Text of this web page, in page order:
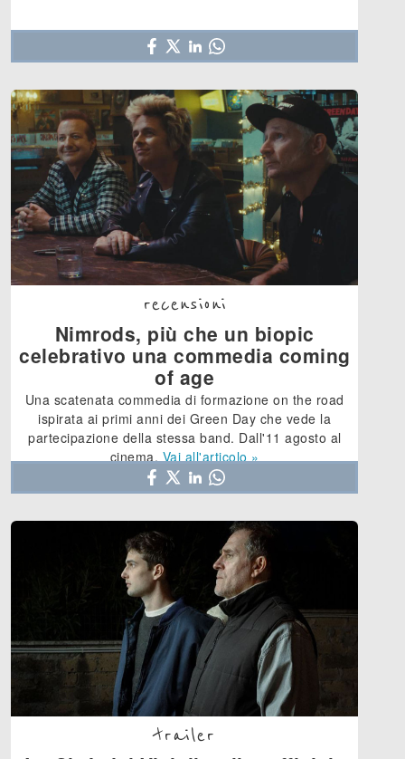
recensioni
Nimrods, più che un biopic
celebrativo una commedia coming
of age
Una scatenata commedia di formazione on the road
ispirata ai primi anni dei Green Day che vede la
partecipazione della stessa band. Dall'11 agosto al
cinema.Vai all'articolo »
trailer